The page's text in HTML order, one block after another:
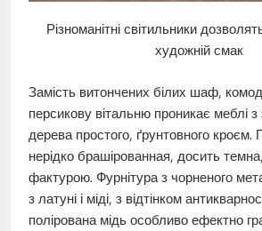
Різноманітні світильники
художній смак
Замість витончених білих шаф,
персикову вітальню проникає меблі з
дерева простого, ґрунтовного
нерідко брашірованная, досить
фактурою. Фурнітура з чорненого
з латуні і міді, з відтінком
полірована мідь особливо ефектно